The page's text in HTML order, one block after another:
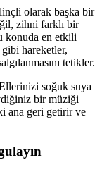
olarak başka bir
zihni farklı bir
konuda en etkili
hareketler,
tetikler.
soğuk suya
bir müziği
ana geri getirir ve